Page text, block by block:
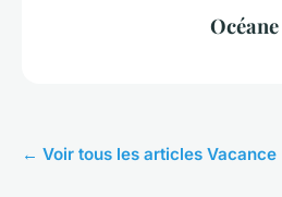
Océane
← Voir tous les articles Vacance